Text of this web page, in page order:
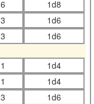
6
1d8
3
1d6
3
1d6
1
1d4
1
1d4
3
1d6